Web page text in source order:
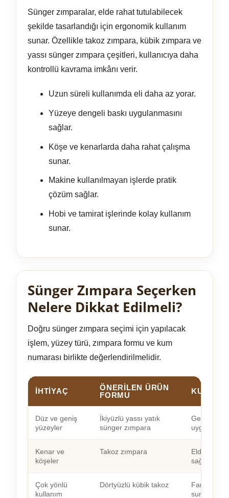
Sünger zımparalar, elde rahat tutulabilecek
şekilde tasarlandığı için ergonomik kullanım
sunar. Özellikle takoz zımpara, kübik zımpara ve
yassı sünger zımpara çeşitleri, kullanıcıya daha
kontrollü kavrama imkânı verir.
Uzun süreli kullanımda eli daha az yorar.
Yüzeye dengeli baskı uygulanmasını
sağlar.
Köşe ve kenarlarda daha rahat çalışma
sunar.
Makine kullanılmayan işlerde pratik
çözüm sağlar.
Hobi ve tamirat işlerinde kolay kullanım
sunar.
Sünger Zımpara Seçerken
Nelere Dikkat Edilmeli?
Doğru sünger zımpara seçimi için yapılacak
işlem, yüzey türü, zımpara formu ve kum
numarası birlikte değerlendirilmelidir.
İHTIYAÇ
ÖNERILEN ÜRÜN
FORMU
Düz ve geniş
yüzeyler
İkiyüzlü yassı yatık
sünger zımpara
Geniş
uygundur.
Kenar ve
köşeler
Takoz zımpara
Elde rahat
sağlar.
Çok yönlü
kullanım
Dörtyüzlü kübik takoz
Farklı
sunar.